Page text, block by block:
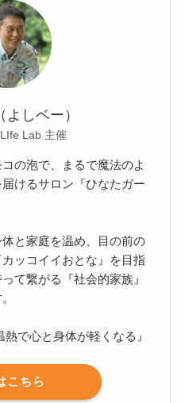
しベー）
Lab 主催
の泡で、まるで魔法のよ
けるサロン『ひなたガー
と家庭を温め、目の前の
ッコイイおとな』を目指
て繋がる『社会的家族』
で心と身体が軽くなる』
こちら